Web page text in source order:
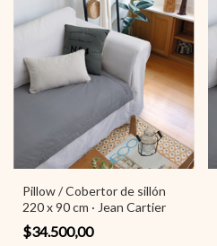
Pillow / Cobertor de sillón
220 x 90 cm · Jean Cartier
$34.500,00